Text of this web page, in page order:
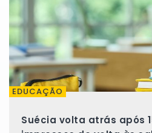
EDUCAÇÃO
Suécia volta atrás após